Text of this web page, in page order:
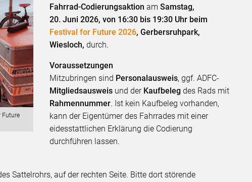
Future
Fahrrad-Codierungsaktion amSamstag,
20. Juni 2026, von 16:30 bis 19:30 Uhr beim
Festival for Future 2026, Gerbersruhpark,
Wiesloch,durch.
Voraussetzungen
Mitzubringen sind Personalausweis, ggf. ADFC-
Mitgliedsausweis und der Kaufbeleg des Rads mit
Rahmennummer. Ist kein Kaufbeleg vorhanden,
kann der Eigentümer des Fahrrades mit einer
eidesstattlichen Erklärung die Codierung
durchführen lassen.
Sattelrohrs, auf der rechten Seite. Bitte dort störende